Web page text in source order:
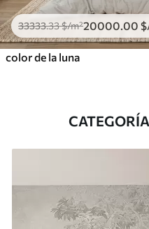
33333.33$/m²20000 .00 $
color de la luna